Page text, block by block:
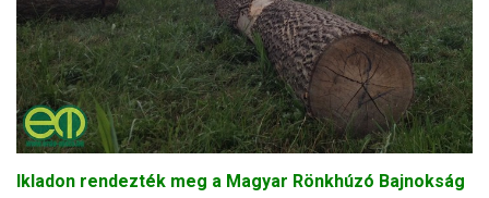
Ikladon rendezték meg a Magyar Rönkhúzó Bajnokság